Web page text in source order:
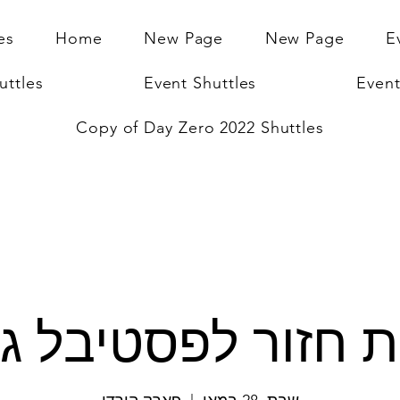
Home New Page New Page
Event Shuttles
Copy of Day Zero 2022 Shuttles
חזור לפסטיבל